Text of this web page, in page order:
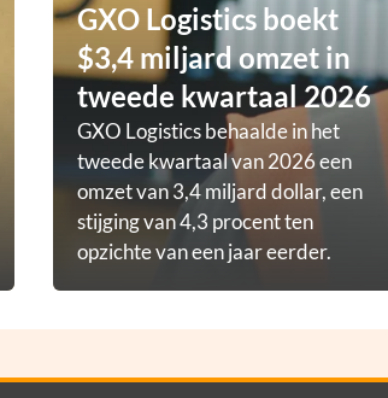
GXO Logistics boekt
$3,4 miljard omzet in
tweede kwartaal 2026
GXO Logistics behaalde in het
tweede kwartaal van 2026 een
omzet van 3,4 miljard dollar, een
stijging van 4,3 procent ten
opzichte van een jaar eerder.